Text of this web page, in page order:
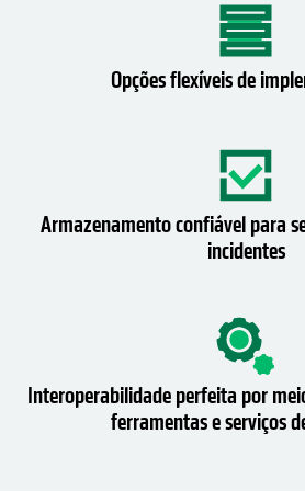
Opções flexíveis de
Armazenamento confiável para
incidentes
Interoperabilidade perfeita por
ferramentas e serviços